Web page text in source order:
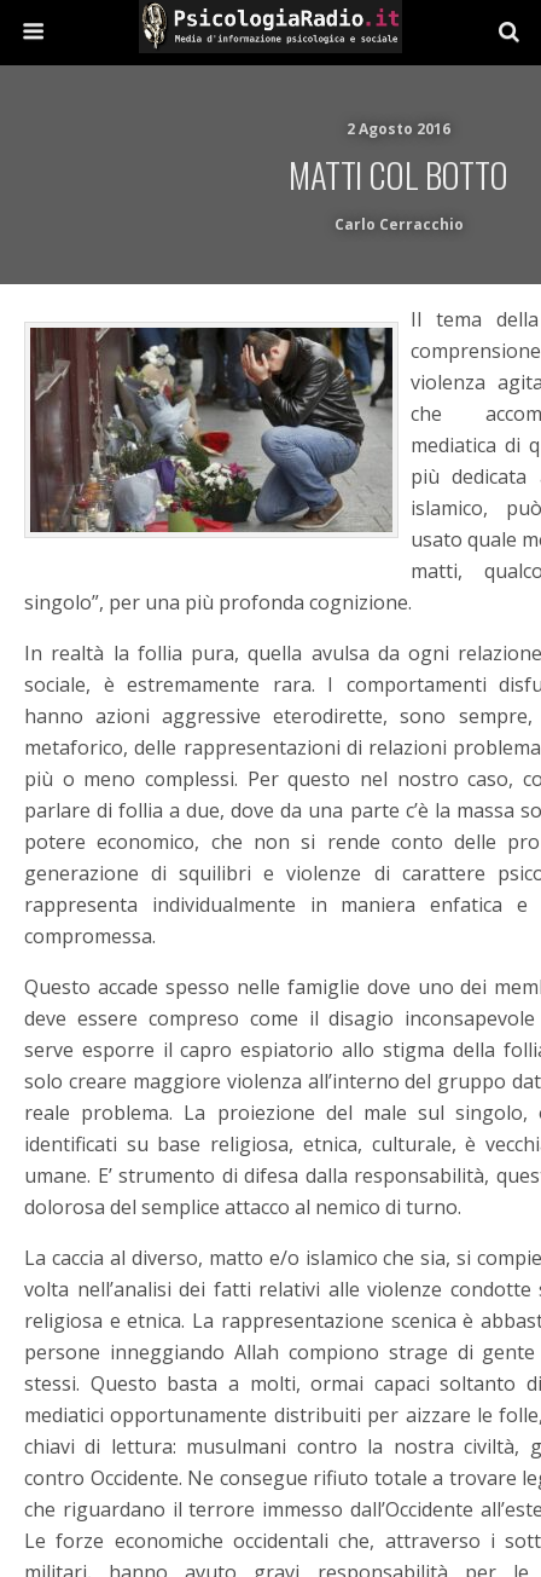
2 Agosto 2016
MATTI COL BOTTO
Carlo Cerracchio
Il tema
violenza
che
mediatica di
più dedicata
islamico,
usato quale
matti,
singolo”, per una più profonda cognizione.
In realtà la follia pura, quella avulsa da ogni
sociale, è estremamente rara. I comportamenti
hanno azioni aggressive eterodirette, sono
metaforico, delle rappresentazioni di relazioni
più o meno complessi. Per questo nel nostro caso,
parlare di follia a due, dove da una parte c’è la massa
potere economico, che non si rende conto delle
generazione di squilibri e violenze di carattere
rappresenta individualmente in maniera enfatica e
compromessa.
Questo accade spesso nelle famiglie dove uno dei
deve essere compreso come il disagio
serve esporre il capro espiatorio allo stigma della
solo creare maggiore violenza all’interno del gruppo
reale problema. La proiezione del male sul
identificati su base religiosa, etnica, culturale, è
umane. E’ strumento di difesa dalla responsabilità,
dolorosa del semplice attacco al nemico di turno.
La caccia al diverso, matto e/o islamico che sia, si
volta nell’analisi dei fatti relativi alle violenze
religiosa e etnica. La rappresentazione scenica è
persone inneggiando Allah compiono strage di
stessi. Questo basta a molti, ormai capaci soltanto
mediatici opportunamente distribuiti per aizzare le
chiavi di lettura: musulmani contro la nostra civiltà,
contro Occidente. Ne consegue rifiuto totale a trovare
che riguardano il terrore immesso dall’Occidente
Le forze economiche occidentali che, attraverso i